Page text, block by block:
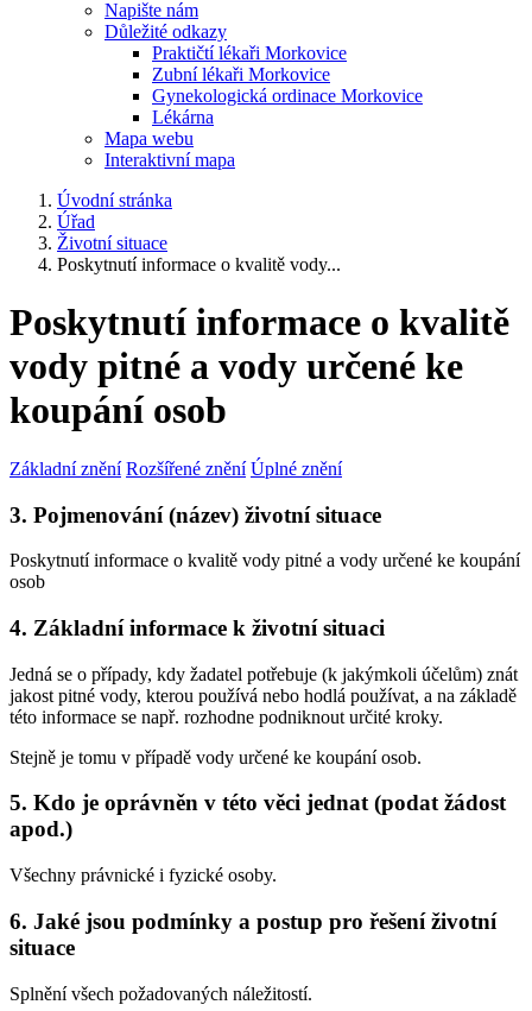
Napište nám
Důležité odkazy
Praktičtí lékaři Morkovice
Zubní lékaři Morkovice
Gynekologická ordinace Morkovice
Lékárna
Mapa webu
Interaktivní mapa
Úvodní stránka
Úřad
Životní situace
Poskytnutí informace o kvalitě vody...
Poskytnutí informace o kvalitě
vody pitné a vody určené ke
koupání osob
Základní znění Rozšířené znění Úplné znění
3. Pojmenování (název) životní situace
Poskytnutí informace o kvalitě vody pitné a vody určené ke koupání
osob
4. Základní informace k životní situaci
Jedná se o případy, kdy žadatel potřebuje (k jakýmkoli účelům) znát
jakost pitné vody, kterou používá nebo hodlá používat, a na základě
této informace se např. rozhodne podniknout určité kroky.
Stejně je tomu v případě vody určené ke koupání osob.
5. Kdo je oprávněn v této věci jednat (podat žádost
apod.)
Všechny právnické i fyzické osoby.
6. Jaké jsou podmínky a postup pro řešení životní
situace
Splnění všech požadovaných náležitostí.